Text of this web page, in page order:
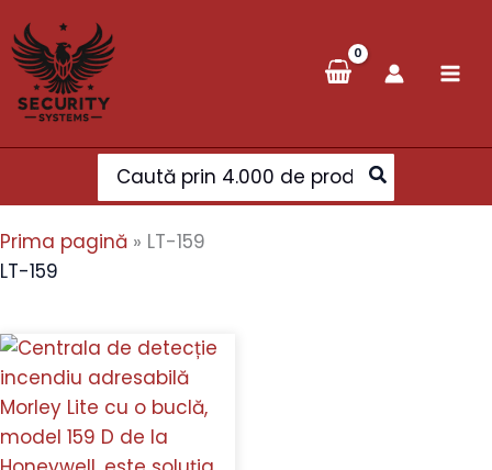
to
content
Search
for:
Prima pagină » LT-159
LT-159